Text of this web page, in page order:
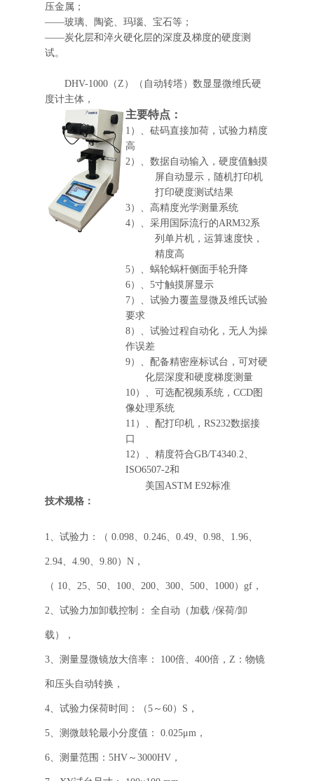
压金属；
——玻璃、陶瓷、玛瑙、宝石等；
——炭化层和淬火硬化层的深度及梯度的硬度测
试。
DHV-1000（Z）（自动转塔）数显显微维氏硬
度计主体，
主要特点 ：
1）、砝码直接加荷，试验力精度
高
2）、数据自动输入，硬度值触摸
屏自动显示，随机打印机
打印硬度测试结果
3）、高精度光学测量系统
4）、采用国际流行的ARM32系
列单片机，运算速度快，
精度高
5）、蜗轮蜗杆侧面手轮升降
6）、5寸触摸屏显示
7）、试验力覆盖显微及维氏试验
要求
8）、试验过程自动化，无人为操
作误差
9）、配备精密座标试台，可对硬
化层深度和硬度梯度测量
10）、可选配视频系统，CCD图
像处理系统
11）、配打印机，RS232数据接
口
12）、精度符合GB/T4340.2、
ISO6507-2和
美国 ASTM E92标准
技术规格 ：
1、试验力：（ 0.098、0.246、0.49、0.98、1.96、
2.94、4.90、9.80）N，
（ 10、25、50、100、200、300、500、1000）gf，
2、试验力加卸载控制： 全自动（加载 /保荷/卸
载），
3、测量显微镜放大倍率： 100倍、400倍，Z：物镜
和压头自动转换，
4、试验力保荷时间：（5～60）S，
5、测微鼓轮最小分度值： 0.025μm，
6、测量范围：5HV～3000HV，